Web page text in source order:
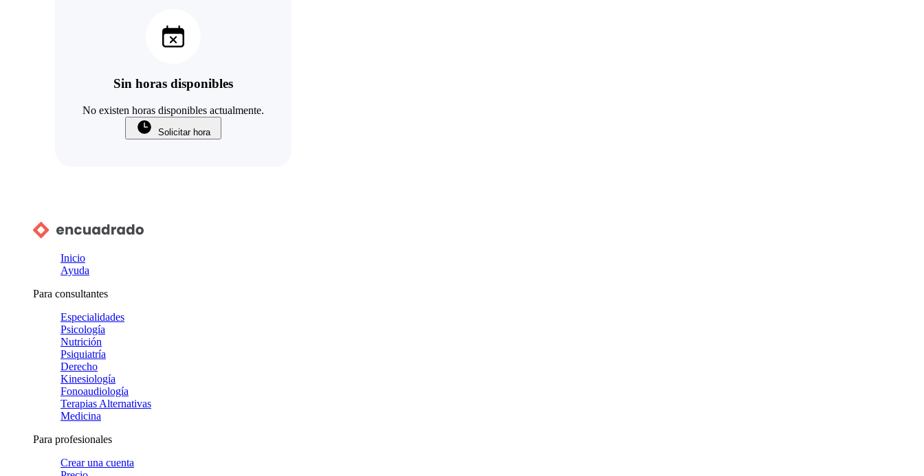
Sin horas disponibles
No existen horas disponibles actualmente.
Solicitar hora
Inicio
Ayuda
Para consultantes
Especialidades
Psicología
Nutrición
Psiquiatría
Derecho
Kinesiología
Fonoaudiología
Terapias Alternativas
Medicina
Para profesionales
Crear una cuenta